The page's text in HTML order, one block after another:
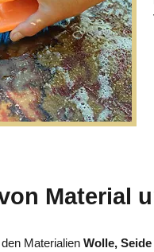
Material
Materialien Wolle,